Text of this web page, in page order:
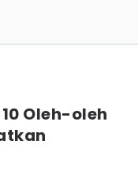
Oleh-oleh